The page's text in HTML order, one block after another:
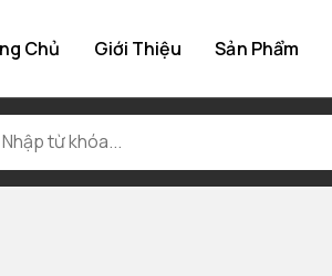
Chủ Giới Thiệu Sản Phẩm